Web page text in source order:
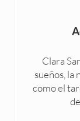
Clara
sueños, la
como el